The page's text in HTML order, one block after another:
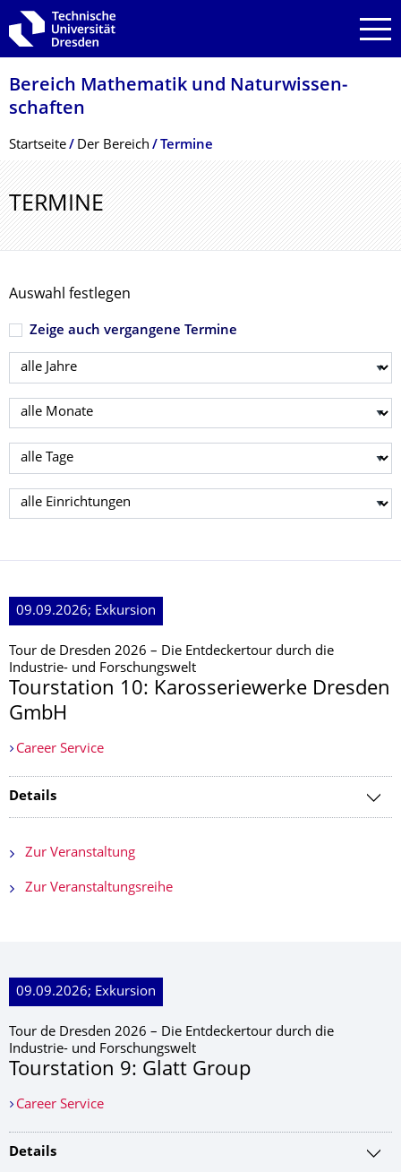
Zur Hauptnavigation springen
Zur Suche springen
Zum Inhalt springen
Bereich Mathematik und Natur­wissen­
schaften
Breadcrumb-Menü
Startseite Der­ ­­­Bereich Termine
TERMINE
Auswahl festlegen
Zeige auch vergangene Termine
Jahr wählen
Monat wählen
Tag wählen
Einrichtung wählen
09.09.2026; Exkursion
Tour de Dresden 2026 – Die Entdeckertour durch die
Industrie- und Forschungswelt
Tourstation 10: Karosseriewerke Dresden
GmbH
Career Service
Details
Zur Veranstaltung
Zur Veranstaltungsreihe
09.09.2026; Exkursion
Tour de Dresden 2026 – Die Entdeckertour durch die
Industrie- und Forschungswelt
Tourstation 9: Glatt Group
Career Service
Details